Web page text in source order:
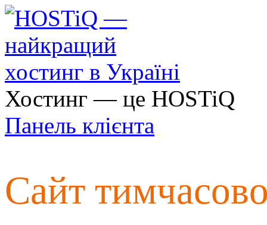
Хостинг — це HOSTiQ
Панель клієнта
Сайт